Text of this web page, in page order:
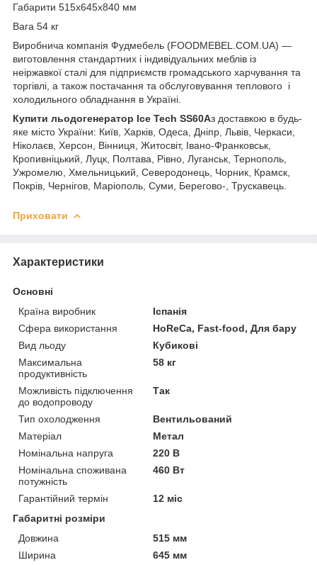
Габарити 515х645х840 мм
Вага 54 кг
Виробнича компанія Фудмебель (FOODMEBEL.СOM.UA) —
виготовлення стандартних і індивідуальних меблів із
неіржавкої сталі для підприємств громадського харчування та
торгівлі, а також постачання та обслуговування теплового і
холодильного обладнання в Україні.
Купити льодогенератор Ice Tech SS60Aз доставкою в будь-
яке місто України: Київ, Харків, Одеса, Дніпр, Львів, Черкаси,
Ніколаєв, Херсон, Вінниця, Житосвіт, Івано-Франковськ,
Кропивніцький, Луцк, Полтава, Рівно, Луганськ, Тернополь,
Ужромелю, Хмельницький, Северодонець, Чорник, Крамск,
Покрів, Чернігов, Маріополь, Суми, Берегово-, Трускавець.
Приховати
Характеристики
Основні
Країна виробник
Іспанія
Сфера використання
HoReCa, Fast-food, Для бару
Вид льоду
Кубикові
Максимальна
продуктивність
58 кг
Можливість підключення
до водопроводу
Так
Тип охолодження
Вентильований
Матеріал
Метал
Номінальна напруга
220 В
Номінальна споживана
потужність
460 Вт
Гарантійний термін
12 міс
Габаритні розміри
Довжина
515 мм
Ширина
645 мм